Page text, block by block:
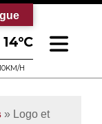
site officiel de la
14°C
H
» Logo et